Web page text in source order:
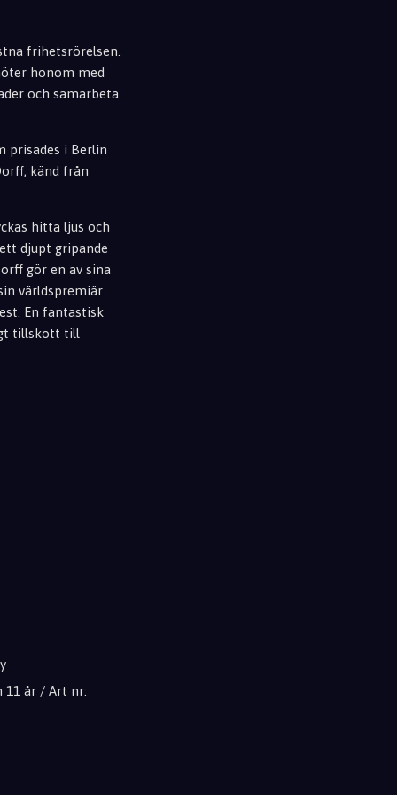
frihetsrörelsen.
honom med
och samarbeta
prisades i Berlin
känd från
hitta ljus och
djupt gripande
gör en av sina
världspremiär
En fantastisk
tillskott till
11 år / Art nr: